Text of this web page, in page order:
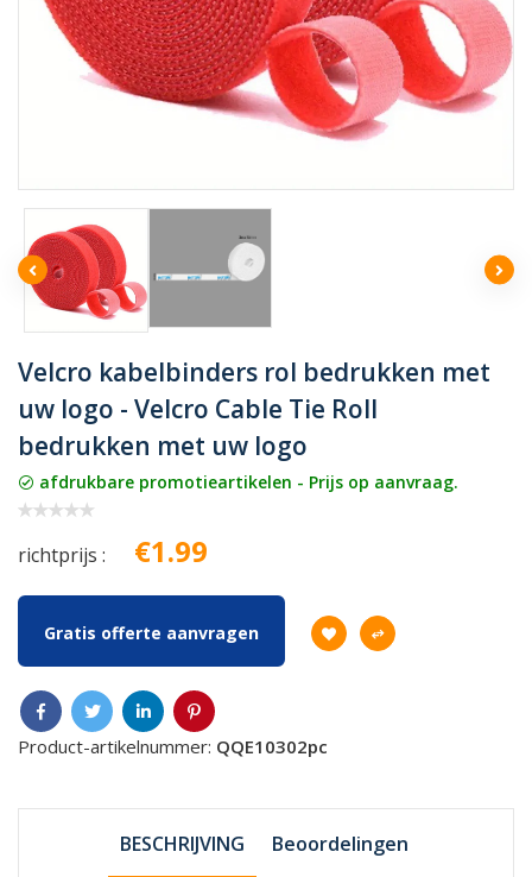
Velcro kabelbinders rol bedrukken met
uw logo - Velcro Cable Tie Roll
bedrukken met uw logo
afdrukbare promotieartikelen - Prijs op aanvraag.
richtprijs : €1.99
Gratis offerte aanvragen
Product-artikelnummer: QQE10302pc
BESCHRIJVING Beoordelingen